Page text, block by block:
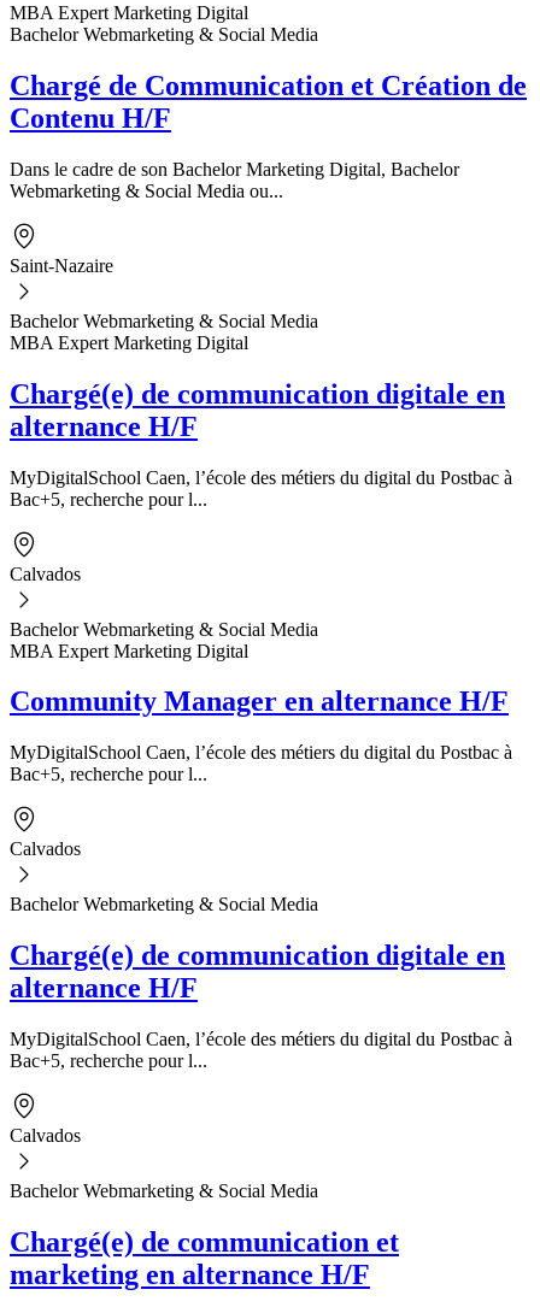
MBA Expert Marketing Digital
Bachelor Webmarketing & Social Media
Chargé de Communication et Création de
Contenu H/F
Dans le cadre de son Bachelor Marketing Digital, Bachelor
Webmarketing & Social Media ou...
Saint-Nazaire
Bachelor Webmarketing & Social Media
MBA Expert Marketing Digital
Chargé(e) de communication digitale en
alternance H/F
MyDigitalSchool Caen, l’école des métiers du digital du Postbac à
Bac+5, recherche pour l...
Calvados
Bachelor Webmarketing & Social Media
MBA Expert Marketing Digital
Community Manager en alternance H/F
MyDigitalSchool Caen, l’école des métiers du digital du Postbac à
Bac+5, recherche pour l...
Calvados
Bachelor Webmarketing & Social Media
Chargé(e) de communication digitale en
alternance H/F
MyDigitalSchool Caen, l’école des métiers du digital du Postbac à
Bac+5, recherche pour l...
Calvados
Bachelor Webmarketing & Social Media
Chargé(e) de communication et
marketing en alternance H/F